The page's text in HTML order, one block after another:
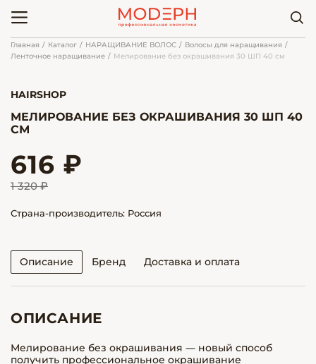
Главная Каталог НАРАЩИВАНИЕ ВОЛОС
Волосы для наращивания
Ленточное наращивание
Мелирование без окрашивания 30 ШП 40 см
HAIRSHOP
МЕЛИРОВАНИЕ БЕЗ ОКРАШИВАНИЯ 30 ШП 40
СМ
616 ₽
1 320 ₽
Страна-производитель: Россия
Описание Бренд Доставка и оплата
ОПИСАНИЕ
Мелирование без окрашивания — новый способ
получить профессиональное окрашивание